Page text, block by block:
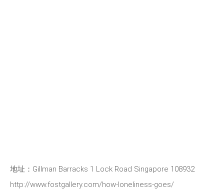
地址：Gillman Barracks 1 Lock Road Singapore 108932
http://www.fostgallery.com/how-loneliness-goes/